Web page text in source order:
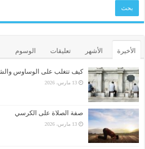
الأخيرة الأشهر تعليقات الوسوم
كيف تتغلب على الوساوس
13 مارس، 2026
صفة الصلاة على الكرسي
13 مارس، 2026